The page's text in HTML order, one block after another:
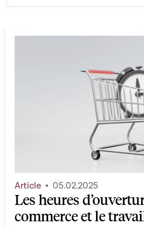
Les heures
commerce et le
Article 05.02.2025